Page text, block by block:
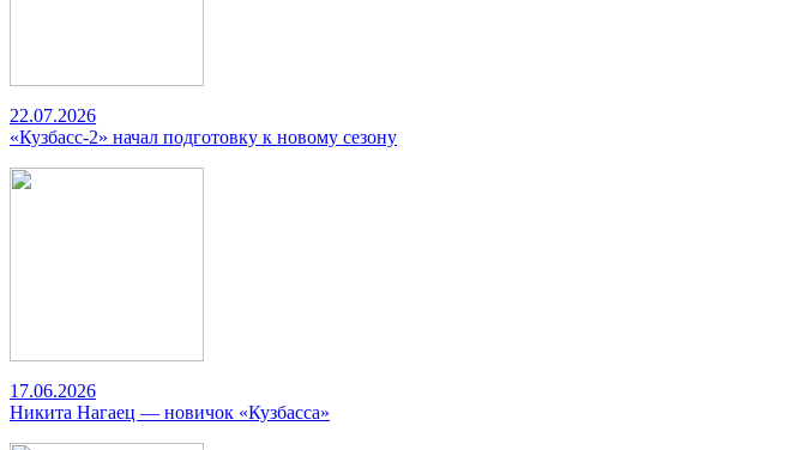
22.07.2026
«Кузбасс-2» начал подготовку к новому сезону
17.06.2026
Никита Нагаец — новичок «Кузбасса»